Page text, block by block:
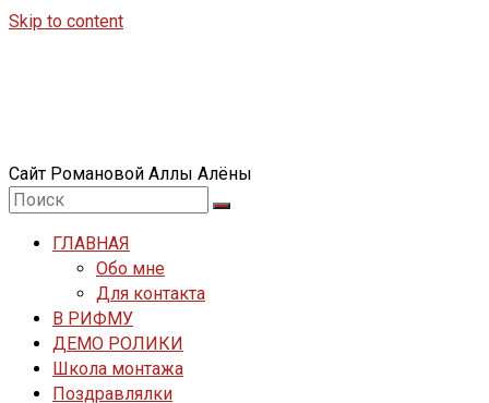
Skip to content
Сайт Романовой Аллы Алёны
ГЛАВНАЯ
Обо мне
Для контакта
В РИФМУ
ДЕМО РОЛИКИ
Школа монтажа
Поздравлялки